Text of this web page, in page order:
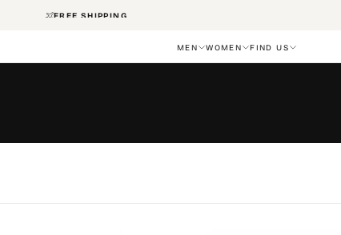
FREE SHIPPING
MEN WOMEN FIND US